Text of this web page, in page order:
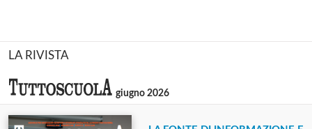
LA RIVISTA
giugno 2026